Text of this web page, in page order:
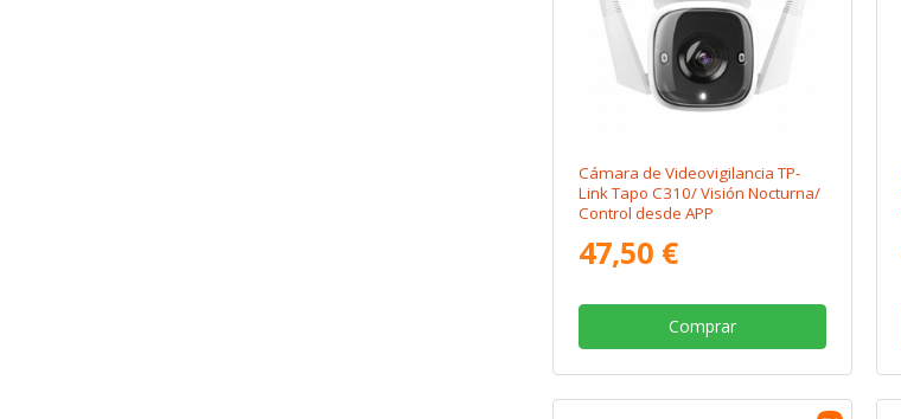
Cámara de Videovigilancia TP-
Link Tapo C310/ Visión Nocturna/
Control desde APP
47,50 €
Comprar